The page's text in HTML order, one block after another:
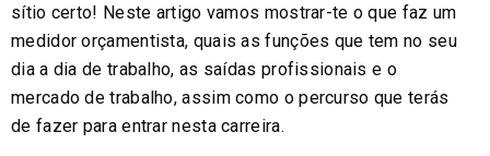
sítio certo! Neste artigo vamos mostrar-te o que faz um
medidor orçamentista, quais as funções que tem no seu
dia a dia de trabalho, as saídas profissionais e o
mercado de trabalho, assim como o percurso que terás
de fazer para entrar nesta carreira.